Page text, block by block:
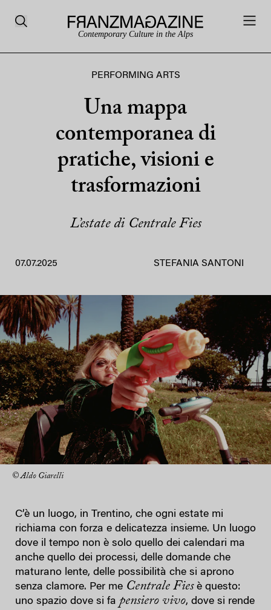
Contemporary Culture in the Alps
PERFORMING ARTS
Una mappa
contemporanea di
pratiche, visioni e
trasformazioni
L’estate di Centrale Fies
07.07.2025 STEFANIA SANTONI
© Aldo Giarelli
C’è un luogo, in Trentino, che ogni estate mi
richiama con forza e delicatezza insieme. Un luogo
dove il tempo non è solo quello dei calendari ma
anche quello dei processi, delle domande che
maturano lente, delle possibilità che si aprono
senza clamore. Per me Centrale Fiesè questo:
uno spazio dove si fa pensiero vivo, dove si rende